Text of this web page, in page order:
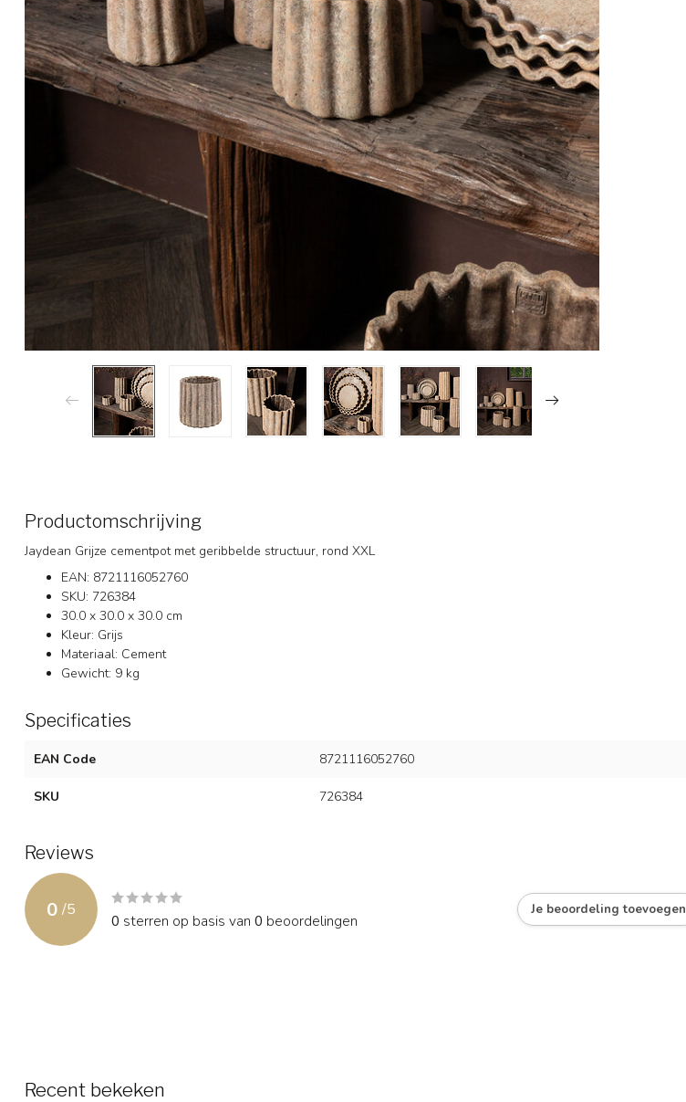
Productomschrijving
Jaydean Grijze cementpot met geribbelde structuur, rond XXL
EAN: 8721116052760
SKU: 726384
30.0 x 30.0 x 30.0 cm
Kleur: Grijs
Materiaal: Cement
Gewicht: 9 kg
Specificaties
EAN Code 8721116052760
SKU 726384
Reviews
0 /5
0 sterren op basis van 0 beoordelingen
Je beoordeling toevoegen
Recent bekeken